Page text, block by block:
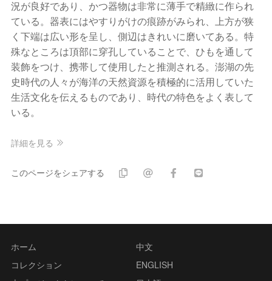
況が良好であり、かつ器物は非常に薄手で精緻に作られ
ている。器表にはやすりがけの痕跡がみられ、上方が狭
く下端は広い形を呈し、側辺はきれいに磨いてある。特
殊なところは頂部に穿孔していることで、ひもを通して
装飾をつけ、携帯して使用したと推測される。澎湖の先
史時代の人々が海洋の天然資源を積極的に活用していた
生活文化を伝えるものであり、時代の特色をよく表して
いる。
詳細を見る
このページをシェアする
ホーム
コレクション
中文
ENGLISH